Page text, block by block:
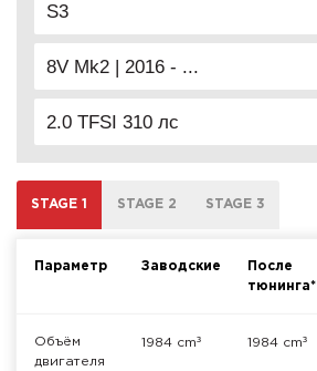
S3
8V Mk2 | 2016 - ...
2.0 TFSI 310 лс
STAGE 1 STAGE 2 STAGE 3
Параметр Заводские
После
тюнинга*
Объём
двигателя
1984 cm³ 1984 cm³